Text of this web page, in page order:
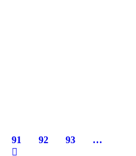
91 92 93
…